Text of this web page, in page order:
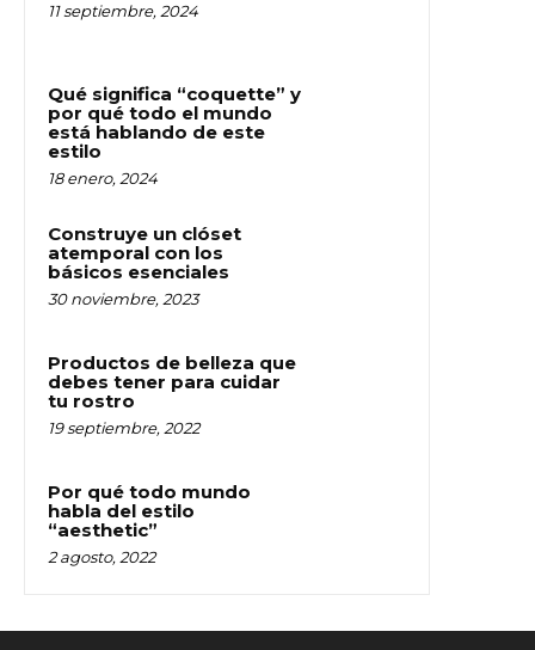
11 septiembre, 2024
Qué significa “coquette” y
por qué todo el mundo
está hablando de este
estilo
18 enero, 2024
Construye un clóset
atemporal con los
básicos esenciales
30 noviembre, 2023
Productos de belleza que
debes tener para cuidar
tu rostro
19 septiembre, 2022
Por qué todo mundo
habla del estilo
“aesthetic”
2 agosto, 2022